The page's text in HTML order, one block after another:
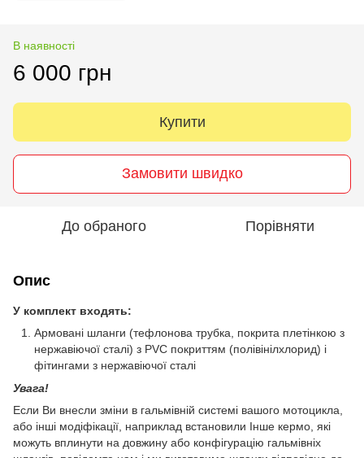
В наявності
6 000 грн
Купити
Замовити швидко
До обраного Порівняти
Опис
У комплект входять:
Армовані шланги (тефлонова трубка, покрита плетінкою з
нержавіючої сталі) з PVC покриттям (полівінілхлорид) і
фітингами з нержавіючої сталі
Увага!
Если Ви внесли зміни в гальмівній системі вашого мотоцикла,
або інші модіфікації, наприклад встановили Інше кермо, які
можуть вплинути на довжину або конфігурацію гальмівніх